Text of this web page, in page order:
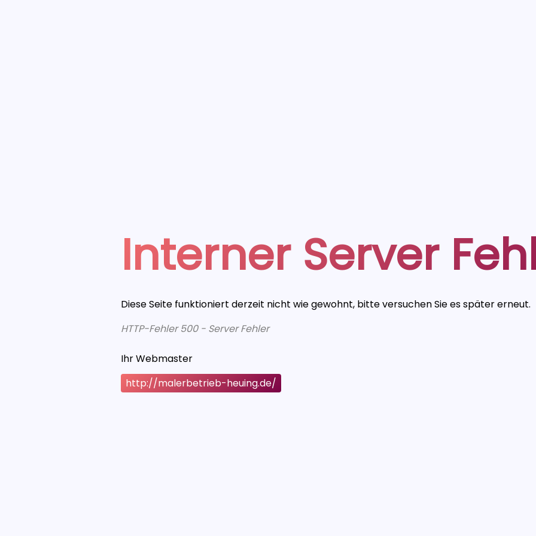
Interner Server
Diese Seite funktioniert derzeit nicht wie gewohnt, bitte versuchen Sie es später erneut.
HTTP-Fehler 500 - Server Fehler
Ihr Webmaster
http://malerbetrieb-heuing.de/